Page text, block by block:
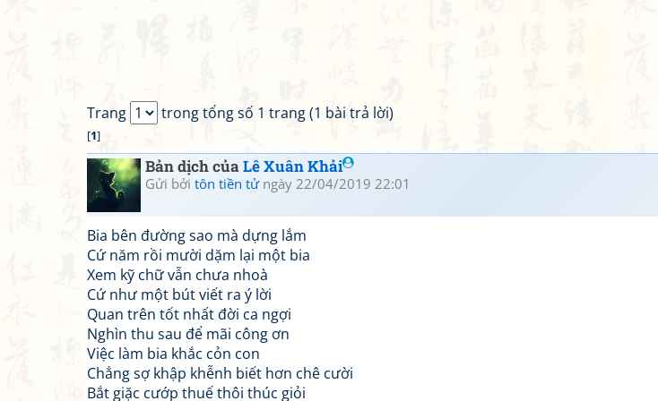
Trang trong tổng số 1 trang (1 bài trả lời)
[1]
Bản dịch củaLê Xuân Khải
Gửi bởi tôn tiền tửngày 22/04/2019 22:01
Bia bên đường sao mà dựng lắm
Cứ năm rồi mười dặm lại một bia
Xem kỹ chữ vẫn chưa nhoà
Cứ như một bút viết ra ý lời
Quan trên tốt nhất đời ca ngợi
Nghìn thu sau để mãi công ơn
Việc làm bia khắc cỏn con
Chẳng sợ khập khễnh biết hơn chê cười
Bắt giặc cướp thuế thôi thúc giỏi